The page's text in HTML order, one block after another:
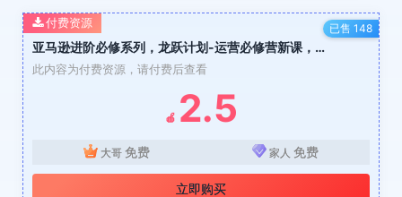
亚马逊进阶必修系列，龙跃计划-运营必修营新课，让卖家实现提升 让单量实现增长
此内容为付费资源，请付费后查看
🍎 2.5
大哥 免费 家人 免费
立即购买
付费资源 已售 148